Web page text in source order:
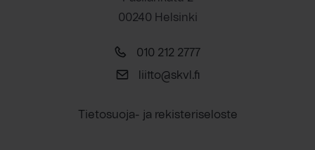
00240 Helsinki
010 212 2777
liitto@skvl.fi
Tietosuoja- ja rekisteriseloste